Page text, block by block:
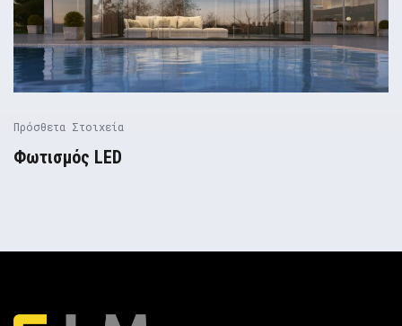
Πρόσθετα Στοιχεία
Φωτισμός LED